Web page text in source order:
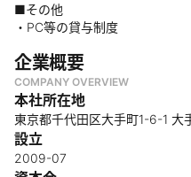
■その他
・PC等の貸与制度
企業概要
COMPANY OVERVIEW
本社所在地
東京都千代田区大手町1-6-1 大
設立
2009-07